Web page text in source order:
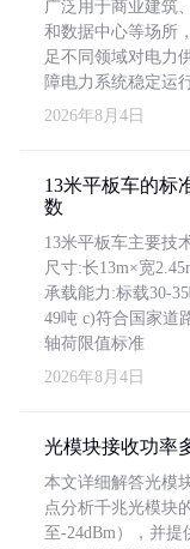
广泛用于商业建筑
和数据中心等场所
足不同领域对电力
障电力系统稳定运行
2026年8月4日
13米平板车的标
数
13米平板车主要技
尺寸:长13m×宽
承载能力:标载30-
49吨 c)符合国家道
轴荷限值标准
2026年8月4日
光模块接收功率
本文详细解答光模
点分析千兆光模块
至-24dBm），并